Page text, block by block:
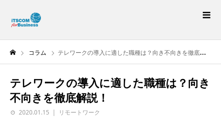
コラム テレワークの導入に適した職種は？向き不向きを徹底解説！
テレワークの導入に適した職種は？向き
不向きを徹底解説！
2020.01.15 リモートワーク